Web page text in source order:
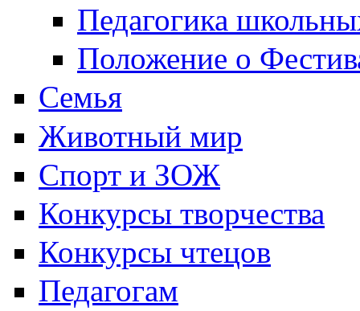
Педагогика
Положение о
Семья
Животный мир
Спорт и ЗОЖ
Конкурсы творчества
Конкурсы чтецов
Педагогам